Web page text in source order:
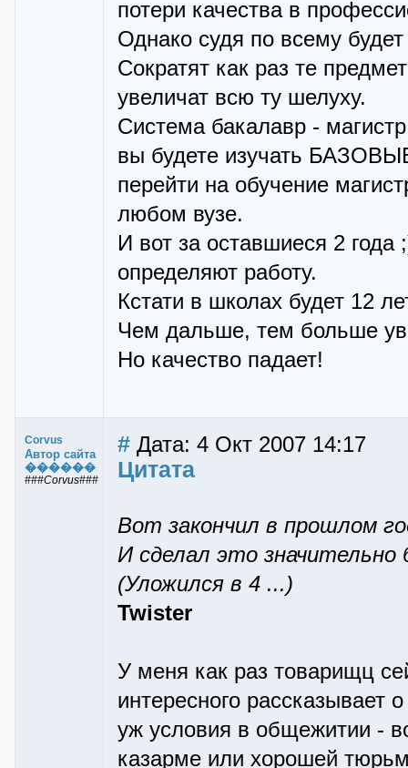
потери качества в
Однако судя по всему
Сократят как раз те
увеличат всю ту шелуху.
Система бакалавр -
вы будете изучать
перейти на обучение
любом вузе.
И вот за оставшиеся 2 года
определяют работу.
Кстати в школах будет 12
Чем дальше, тем больше
Но качество падает!
Corvus
Автор сайта
������
###Corvus###
# Дата: 4 Окт 2007 14:17
Цитата
Вот закончил в прошлом
И сделал это
(Уложился в 4 ...)
Twister
У меня как раз товарищц
интересного рассказывает
уж условия в общежитии -
казарме или хорошей